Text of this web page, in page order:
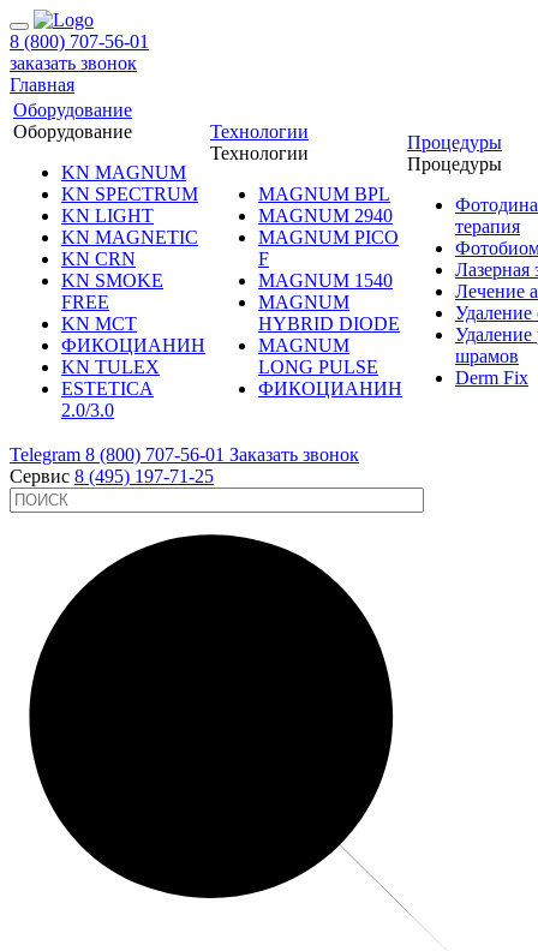
8 (800) 707-56-01
заказать звонок
Главная
Оборудование
Оборудование
KN MAGNUM
KN SPECTRUM
KN LIGHT
KN MAGNETIC
KN CRN
KN SMOKE
FREE
KN MCT
ФИКОЦИАНИН
KN TULEX
ESTETICA
2.0/3.0
Технологии
Технологии
MAGNUM BPL
MAGNUM 2940
MAGNUM PICO
F
MAGNUM 1540
MAGNUM
HYBRID DIODE
MAGNUM
LONG PULSE
ФИКОЦИАНИН
Процедуры
Процедуры
терапия
Лазерная
Лечение
Удаление
шрамов
Derm Fix
Telegram 8 (800) 707-56-01 Заказать звонок
Сервис 8 (495) 197-71-25